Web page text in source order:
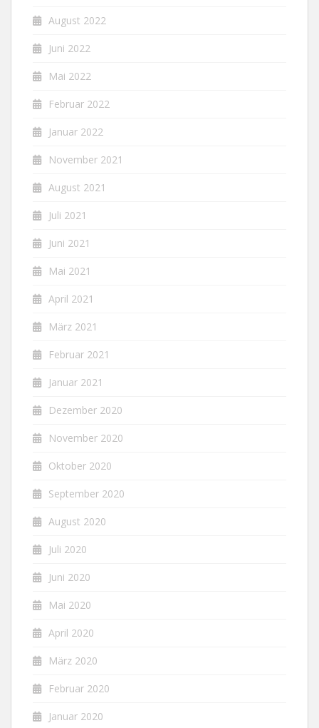
August 2022
Juni 2022
Mai 2022
Februar 2022
Januar 2022
November 2021
August 2021
Juli 2021
Juni 2021
Mai 2021
April 2021
März 2021
Februar 2021
Januar 2021
Dezember 2020
November 2020
Oktober 2020
September 2020
August 2020
Juli 2020
Juni 2020
Mai 2020
April 2020
März 2020
Februar 2020
Januar 2020